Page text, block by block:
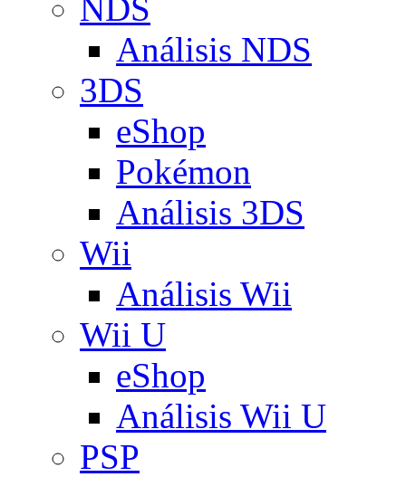
NDS
Análisis NDS
3DS
eShop
Pokémon
Análisis 3DS
Wii
Análisis Wii
Wii U
eShop
Análisis Wii U
PSP